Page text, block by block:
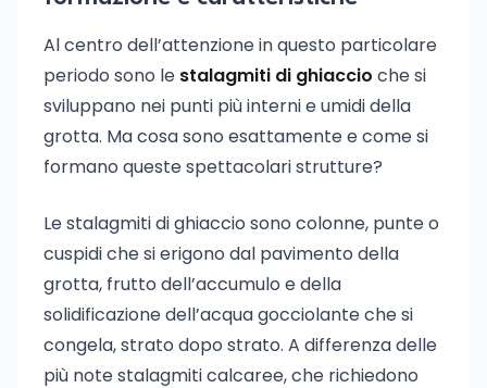
Al centro dell’attenzione in questo particolare
periodo sono le stalagmiti di ghiaccio che si
sviluppano nei punti più interni e umidi della
grotta. Ma cosa sono esattamente e come si
formano queste spettacolari strutture?
Le stalagmiti di ghiaccio sono colonne, punte o
cuspidi che si erigono dal pavimento della
grotta, frutto dell’accumulo e della
solidificazione dell’acqua gocciolante che si
congela, strato dopo strato. A differenza delle
più note stalagmiti calcaree, che richiedono